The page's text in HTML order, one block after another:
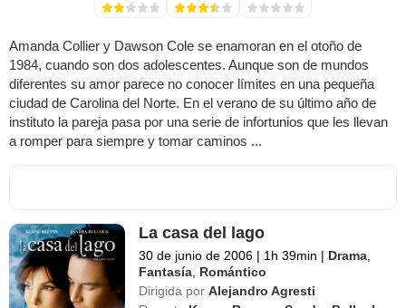
Amanda Collier y Dawson Cole se enamoran en el otoño de
1984, cuando son dos adolescentes. Aunque son de mundos
diferentes su amor parece no conocer límites en una pequeña
ciudad de Carolina del Norte. En el verano de su último año de
instituto la pareja pasa por una serie de infortunios que les llevan
a romper para siempre y tomar caminos ...
La casa del lago
30 de junio de 2006 | 1h 39min | Drama
Fantasía Romántico
Dirigida por Alejandro Agresti